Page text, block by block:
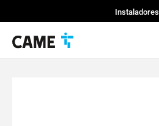
Instaladores